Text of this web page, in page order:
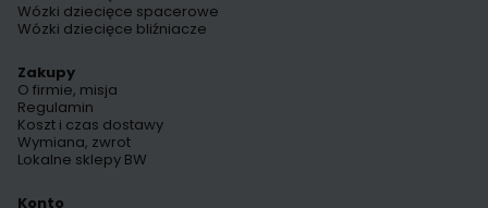
Wózki dziecięce spacerowe
Wózki dziecięce bliźniacze
Zakupy
O firmie, misja
Regulamin
Koszt i czas dostawy
Wymiana, zwrot
Lokalne sklepy BW
Konto